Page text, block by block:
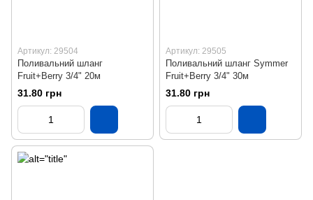
Артикул: 29504
Поливальний шланг
Fruit+Berry 3/4" 20м
31.80 грн
Артикул: 29505
Поливальний шланг Symmer
Fruit+Berry 3/4" 30м
31.80 грн